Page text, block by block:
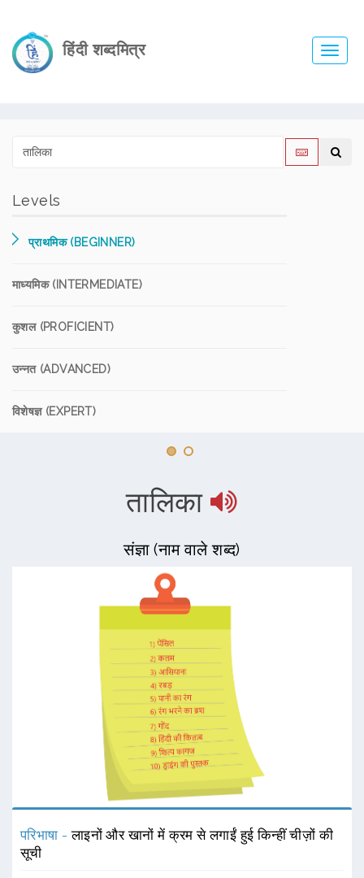
हिंदी शब्दमित्र
Levels
प्राथमिक (BEGINNER)
माध्यमिक (INTERMEDIATE)
कुशल (PROFICIENT)
उन्नत (ADVANCED)
विशेषज्ञ (EXPERT)
तालिका
संज्ञा (नाम वाले शब्द)
परिभाषा -लाइनों और खानों में क्रम से लगाईं हुई किन्हीं चीज़ों की
सूची